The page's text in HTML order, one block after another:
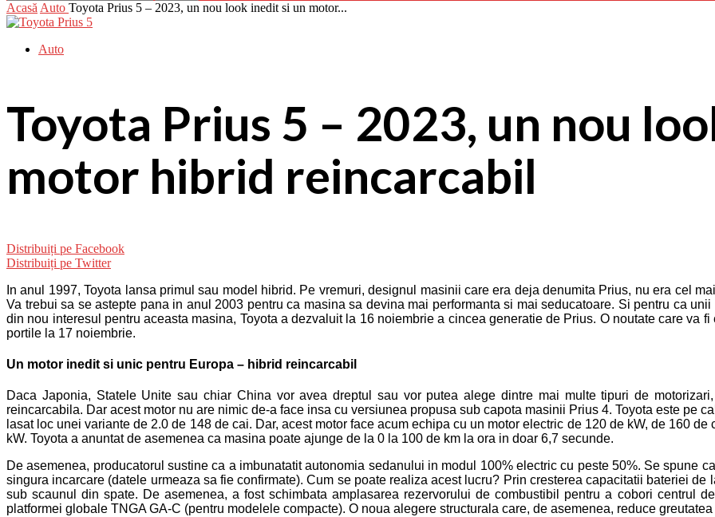
Acasă Auto Toyota Prius 5 – 2023, un nou look inedit si un motor...
Auto
Toyota Prius 5 – 2023, un nou
motor hibrid reincarcabil
Distribuiți pe Facebook
Distribuiți pe Twitter
In anul 1997, Toyota lansa primul sau model hibrid. Pe vremuri, designul masinii care era deja denumita Prius, nu era cel
Va trebui sa se astepte pana in anul 2003 pentru ca masina sa devina mai performanta si mai seducatoare. Si pentru ca
din nou interesul pentru aceasta masina, Toyota a dezvaluit la 16 noiembrie a cincea generatie de Prius. O noutate care va
portile la 17 noiembrie.
Un motor inedit si unic pentru Europa – hibrid reincarcabil
Daca Japonia, Statele Unite sau chiar China vor avea dreptul sau vor putea alege dintre mai multe tipuri de
reincarcabila. Dar acest motor nu are nimic de-a face insa cu versiunea propusa sub capota masinii Prius 4. Toyota este pe
lasat loc unei variante de 2.0 de 148 de cai. Dar, acest motor face acum echipa cu un motor electric de 120 de kW, de 160
kW. Toyota a anuntat de asemenea ca masina poate ajunge de la 0 la 100 de km la ora in doar 6,7 secunde.
De asemenea, producatorul sustine ca a imbunatatit autonomia sedanului in modul 100% electric cu peste 50%. Se spune
singura incarcare (datele urmeaza sa fie confirmate). Cum se poate realiza acest lucru? Prin cresterea capacitatii bateriei
sub scaunul din spate. De asemenea, a fost schimbata amplasarea rezervorului de combustibil pentru a cobori centrul
platformei globale TNGA GA-C (pentru modelele compacte). O noua alegere structurala care, de asemenea, reduce